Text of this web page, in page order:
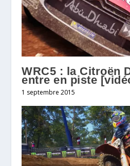
WRC5 : la Citroën
entre en piste
1 septembre 2015